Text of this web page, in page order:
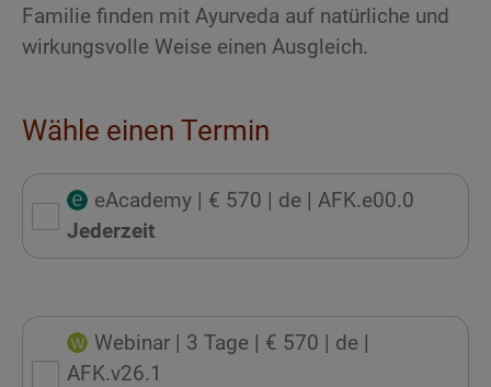
Familie finden mit Ayurveda auf natürliche und
wirkungsvolle Weise einen Ausgleich.
Wähle einen Termin
eAcademy | € 570 | de | AFK.e00.0
Jederzeit
Webinar | 3 Tage | € 570 | de |
AFK.v26.1